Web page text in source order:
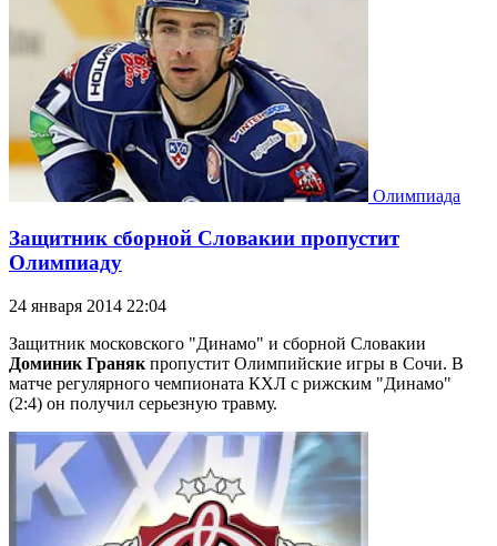
Олимпиада
Защитник сборной Словакии пропустит
Олимпиаду
24 января 2014 22:04
Защитник московского "Динамо" и сборной Словакии
Доминик Граняк пропустит Олимпийские игры в Сочи. В
матче регулярного чемпионата КХЛ с рижским "Динамо"
(2:4) он получил серьезную травму.